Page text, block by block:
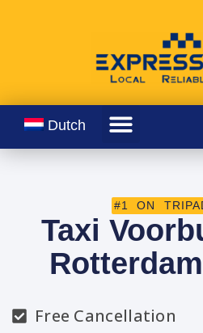
Dutch
#1 ON
Taxi
Free Cancellation